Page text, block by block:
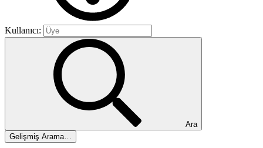
Kullanıcı:
Ara
Gelişmiş Arama…